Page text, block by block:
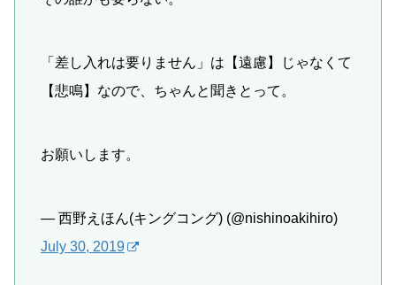
「差し入れは要りません」は【遠慮】じゃなくて
【悲鳴】なので、ちゃんと聞きとって。
お願いします。
— 西野えほん(キングコング) (@nishinoakihiro)
July 30, 2019